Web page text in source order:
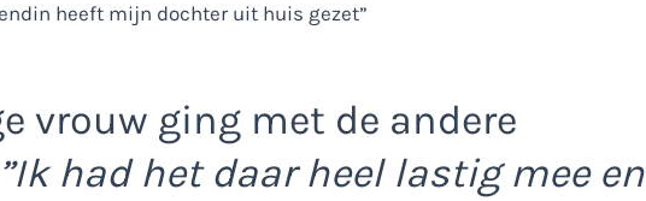
vrouw ging met de andere
”Ik had het daar heel lastig mee en